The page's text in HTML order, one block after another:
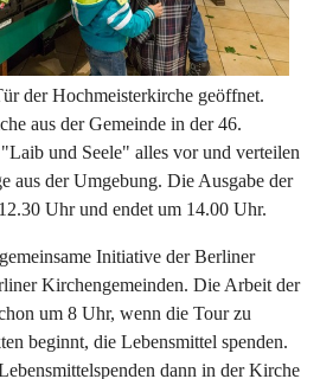
der Hochmeisterkirche geöffnet.
aus der Gemeinde in der 46.
und Seele" alles vor und verteilen
aus der Umgebung. Die Ausgabe der
Uhr und endet um 14.00 Uhr.
Initiative der Berliner
Kirchengemeinden. Die Arbeit der
um 8 Uhr, wenn die Tour zu
beginnt, die Lebensmittel spenden.
dann in der Kirche